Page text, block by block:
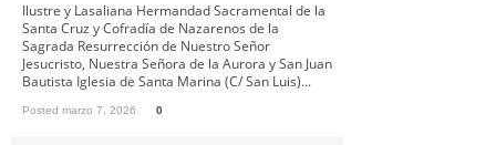
Ilustre y Lasaliana Hermandad Sacramental de la
Santa Cruz y Cofradía de Nazarenos de la
Sagrada Resurrección de Nuestro Señor
Jesucristo, Nuestra Señora de la Aurora y San Juan
Bautista Iglesia de Santa Marina (C/ San Luis)...
Posted marzo 7, 2026 0